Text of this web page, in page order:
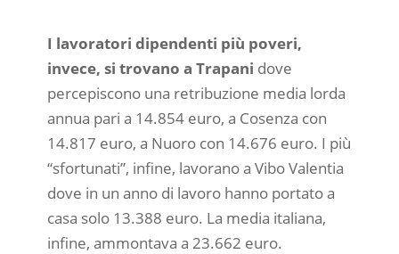
I lavoratori dipendenti più poveri,
invece, si trovano a Trapani dove
percepiscono una retribuzione media lorda
annua pari a 14.854 euro, a Cosenza con
14.817 euro, a Nuoro con 14.676 euro. I più
“sfortunati”, infine, lavorano a Vibo Valentia
dove in un anno di lavoro hanno portato a
casa solo 13.388 euro. La media italiana,
infine, ammontava a 23.662 euro.